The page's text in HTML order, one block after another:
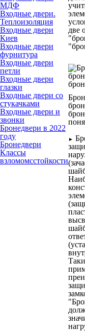
МДФ
Входные двери.
Теплоизоляция
Входные двери
Киев
Входные двери
фурнитура
Входные двери
петли
Входные двери
глазки
Входные двери со
стукачками
Входные двери и
звонки
Бронедвери в 2022
году
Бронедвери
Классы
взломомсстойкости
две
►